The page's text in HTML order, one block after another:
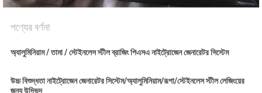
সাইট
গোপনীয়তা
পণ্যের বর্ণনা
অ্যালুমিনিয়াম / তামা / স্টেইনলেস স্টীল ব্রাজিং পিএসএ নাইট্রোজেন জেনারেটর সিস্টেম
উচ্চ বিশুদ্ধতা নাইট্রোজেন জেনারেটর সিস্টেম/অ্যালুমিনিয়াম/রূপা/স্টেইনলেস স্টীল লেজিংয়ের
জন্য উদ্ভিদ